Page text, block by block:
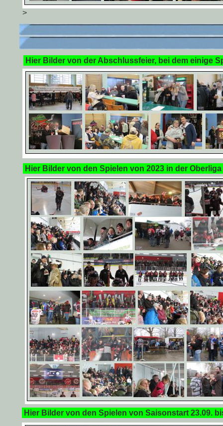
>
Hier Bilder von der Abschlussfeier, bei dem einige
Hier Bilder von den Spielen von 2023 in der Oberliga
Hier Bilder von den Spielen von Saisonstart 23.09.